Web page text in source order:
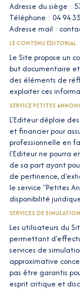
Adresse du siège :
Téléphone : 04 94
Adresse mail :
LE CONTENU ÉDITORIAL
Le Site propose un
but documentaire
des éléments de
exploiter ces
SERVICE PETITES
L'Editeur déploie
et financier pour
professionnelle en
l'Editeur ne pourra
de sa part ayant
de pertinence,
le service "Petites
disponibilité
SERVICES DE
Les utilisateurs du
permettant
services de
approximative
pas être garantis
esprit critique et